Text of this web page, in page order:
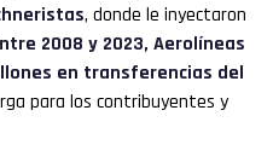
, donde le inyectaron
2008 y 2023, Aerolíneas
en transferencias del
para los contribuyentes y